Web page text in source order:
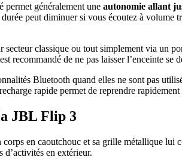
permet généralement une autonomie allant
peut diminuer si vous écoutez à
classique ou tout simplement via un
recommandé de ne pas laisser l’enceinte
Bluetooth quand elles ne sont pas
rapide permet de reprendre rapidement
JBL Flip 3
en caoutchouc et sa grille métallique lui
en extérieur.